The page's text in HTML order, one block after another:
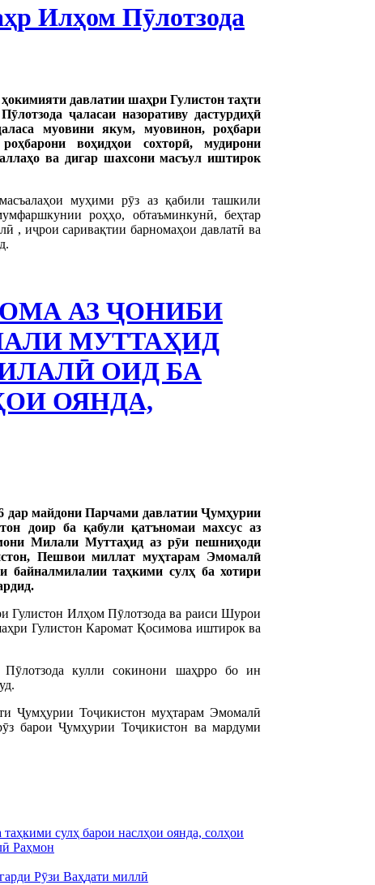
Илҳом Пӯлотзода
давлатии шаҳри Гулистон таҳти
ҷаласаи назоративу дастурдиҳӣ
муовини якум, муовинон, роҳбари
воҳидҳои сохторӣ, мудирони
ва дигар шахсони масъул иштирок
муҳими рӯз аз қабили ташкили
роҳҳо, обтаъминкунӣ, беҳтар
, иҷрои саривақтии барномаҳои давлатӣ ва
АЗ ҶОНИБИ
МУТТАҲИД
ОИД БА
ОЯНДА,
дар майдони Парчами давлатии Ҷумҳурии
доир ба қабули қатъномаи махсус аз
Милали Муттаҳид аз рӯи пешниҳоди
Пешвои миллат муҳтарам Эмомалӣ
байналмилалии таҳкими сулҳ ба хотири
Гулистон Илҳом Пӯлотзода ва раиси Шурои
Гулистон Каромат Қосимова иштирок ва
кулли сокинони шаҳрро бо ин
Ҷумҳурии Тоҷикистон муҳтарам Эмомалӣ
барои Ҷумҳурии Тоҷикистон ва мардуми
сулҳ барои наслҳои оянда, солҳои
Раҳмон
Рӯзи Ваҳдати миллӣ